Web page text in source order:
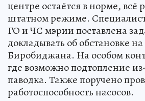
центре остаётся в норме, всё
штатном режиме.
ГО и ЧС мэрии поставлена
докладывать об обстановке
Биробиджана. На особом
где возможно подтопление
паводка. Также поручено
работоспособность насосов.